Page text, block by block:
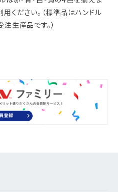
ください。（標準品はハンドル
生産品です。）